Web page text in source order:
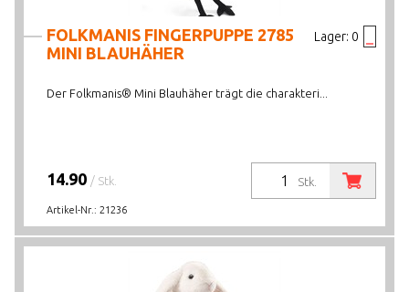
Lager: 0
FOLKMANIS FINGERPUPPE 2785
MINI BLAUHÄHER
Der Folkmanis® Mini Blauhäher trägt die charakteri...
Stk.
14.90 / Stk.
Artikel-Nr.: 21236